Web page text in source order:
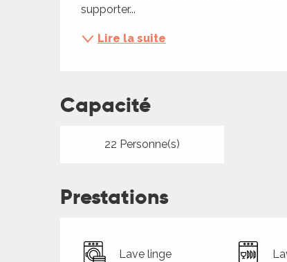
supporter...
Lire la suite
Capacité
22 Personne(s)
Prestations
Lave linge